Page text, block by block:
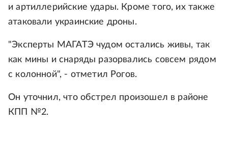
и артиллерийские удары. Кроме того, их также
атаковали украинские дроны.
"Эксперты МАГАТЭ чудом остались живы, так
как мины и снаряды разорвались совсем рядом
с колонной", - отметил Рогов.
Он уточнил, что обстрел произошел в районе
КПП №2.